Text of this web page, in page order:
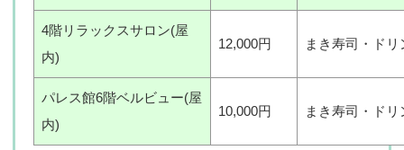
4階リラックスサロン(屋
内)
12,000円 まき寿司・ドリ
パレス館6階ベルビュー(屋
内)
10,000円 まき寿司・ドリ